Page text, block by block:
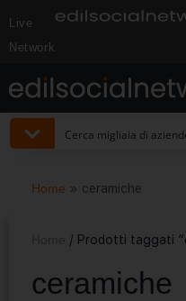
Live
Network
Home » ceramiche
/ Prodotti taggati
ceramiche